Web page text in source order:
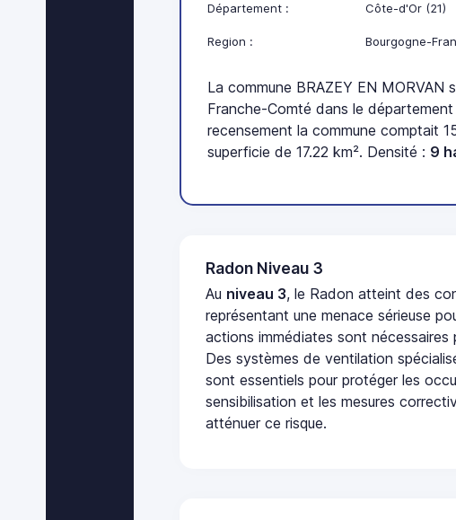
Département : Côte-d'Or (21)
Region : Bourgogne-
La commune BRAZEY EN MORVAN
Franche-Comté dans le
recensement la commune comptait
superficie de 17.22 km². Densité : 9
Radon Niveau 3
Au niveau 3, le Radon atteint des
représentant une menace sérieuse
actions immédiates sont nécessaires
Des systèmes de ventilation
sont essentiels pour protéger les
sensibilisation et les mesures
atténuer ce risque.